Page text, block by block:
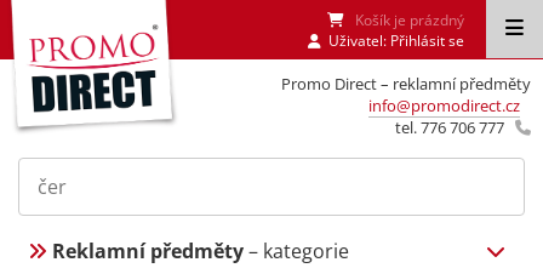
Promo Direct – reklamní předměty
info@promodirect.cz
tel. 776 706 777
Košík je prázdný
Uživatel: Přihlásit se
Reklamní předměty– kategorie